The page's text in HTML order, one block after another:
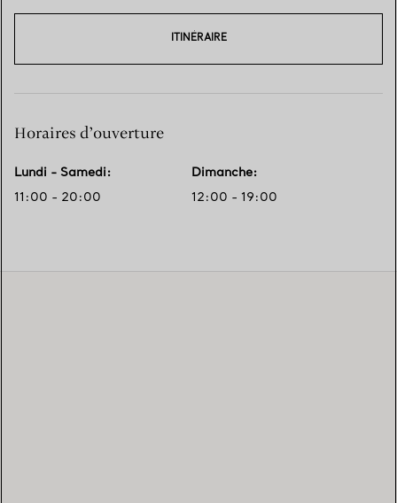
ITINÉRAIRE
Horaires d’ouverture
Lundi - Samedi:
11:00 - 20:00
Dimanche:
12:00 - 19:00